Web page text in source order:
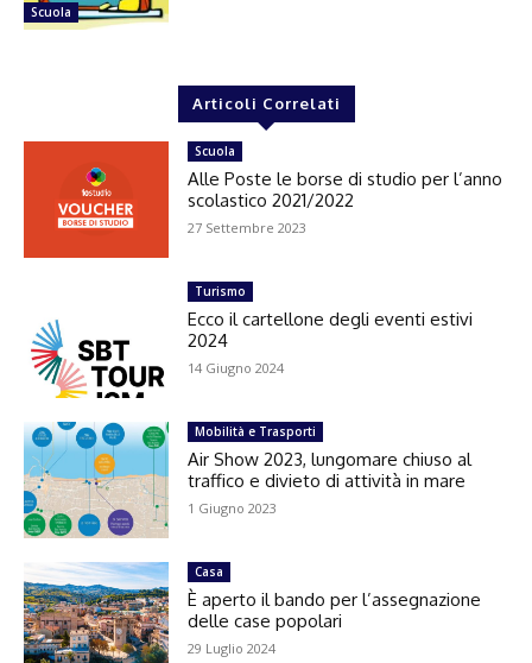
Scuola
Articoli Correlati
Scuola
Alle Poste le borse di studio per l’anno
scolastico 2021/2022
27 Settembre 2023
Turismo
Ecco il cartellone degli eventi estivi
2024
14 Giugno 2024
Mobilità e Trasporti
Air Show 2023, lungomare chiuso al
traffico e divieto di attività in mare
1 Giugno 2023
Casa
È aperto il bando per l’assegnazione
delle case popolari
29 Luglio 2024